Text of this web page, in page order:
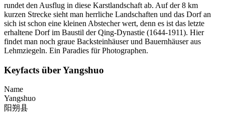
rundet den Ausflug in diese Karstlandschaft ab. Auf der 8 km
kurzen Strecke sieht man herrliche Landschaften und das Dorf an
sich ist schon eine kleinen Abstecher wert, denn es ist das letzte
erhaltene Dorf im Baustil der Qing-Dynastie (1644-1911). Hier
findet man noch graue Backsteinhäuser und Bauernhäuser aus
Lehmziegeln. Ein Paradies für Photographen.
Keyfacts über Yangshuo
Name
Yangshuo
阳朔县